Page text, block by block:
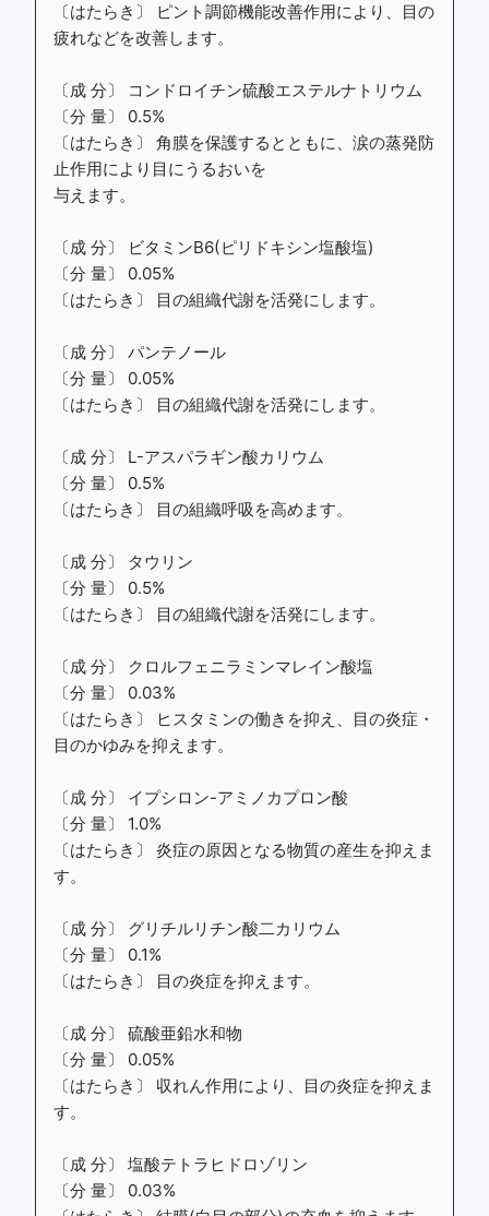
〔はたらき〕 ピント調節機能改善作用により、目の
疲れなどを改善します。
〔成 分〕 コンドロイチン硫酸エステルナトリウム
〔分 量〕 0.5%
〔はたらき〕 角膜を保護するとともに、涙の蒸発防
止作用により目にうるおいを
与えます。
〔成 分〕 ビタミンB6(ピリドキシン塩酸塩)
〔分 量〕 0.05%
〔はたらき〕 目の組織代謝を活発にします。
〔成 分〕 パンテノール
〔分 量〕 0.05%
〔はたらき〕 目の組織代謝を活発にします。
〔成 分〕 L-アスパラギン酸カリウム
〔分 量〕 0.5%
〔はたらき〕 目の組織呼吸を高めます。
〔成 分〕 タウリン
〔分 量〕 0.5%
〔はたらき〕 目の組織代謝を活発にします。
〔成 分〕 クロルフェニラミンマレイン酸塩
〔分 量〕 0.03%
〔はたらき〕 ヒスタミンの働きを抑え、目の炎症・
目のかゆみを抑えます。
〔成 分〕 イプシロン-アミノカプロン酸
〔分 量〕 1.0%
〔はたらき〕 炎症の原因となる物質の産生を抑えま
す。
〔成 分〕 グリチルリチン酸二カリウム
〔分 量〕 0.1%
〔はたらき〕 目の炎症を抑えます。
〔成 分〕 硫酸亜鉛水和物
〔分 量〕 0.05%
〔はたらき〕 収れん作用により、目の炎症を抑えま
す。
〔成 分〕 塩酸テトラヒドロゾリン
〔分 量〕 0.03%